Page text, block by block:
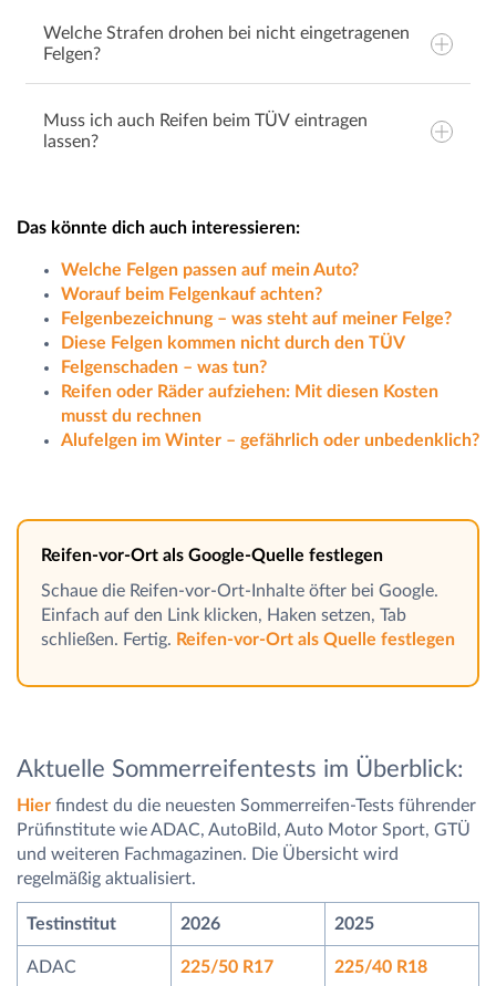
Welche Strafen drohen bei nicht eingetragenen
Felgen?
Muss ich auch Reifen beim TÜV eintragen
lassen?
Das könnte dich auch interessieren:
Welche Felgen passen auf mein Auto?
Worauf beim Felgenkauf achten?
Felgenbezeichnung – was steht auf meiner Felge?
Diese Felgen kommen nicht durch den TÜV
Felgenschaden – was tun?
Reifen oder Räder aufziehen: Mit diesen Kosten
musst du rechnen
Alufelgen im Winter – gefährlich oder unbedenklich?
Reifen-vor-Ort als Google-Quelle festlegen
Schaue die Reifen-vor-Ort-Inhalte öfter bei Google.
Einfach auf den Link klicken, Haken setzen, Tab
schließen. Fertig. Reifen-vor-Ort als Quelle festlegen
Aktuelle Sommerreifentests im Überblick:
Hier findest du die neuesten Sommerreifen-Tests führender
Prüfinstitute wie ADAC, AutoBild, Auto Motor Sport, GTÜ
und weiteren Fachmagazinen. Die Übersicht wird
regelmäßig aktualisiert.
Testinstitut 2026 2025
ADAC 225/50 R17 225/40 R18